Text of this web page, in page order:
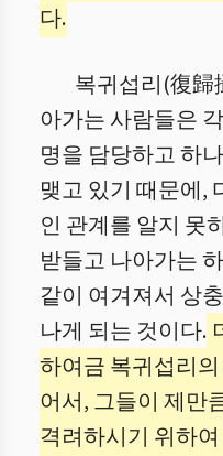
다.
복귀섭리(復歸
아가는 사람들은
명을 담당하고 하
맺고 있기 때문에,
인 관계를 알지 못
받들고 나아가는
같이 여겨져서 상
나게 되는 것이다.
하여금 복귀섭리
어서, 그들이 제만
격려하시기 위하여